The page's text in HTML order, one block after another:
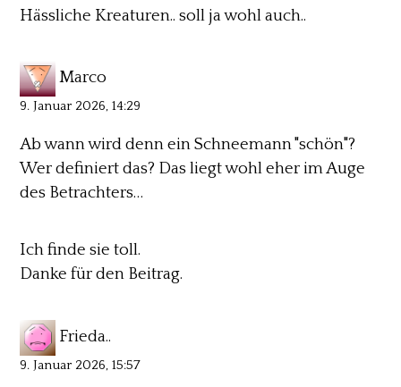
Hässliche Kreaturen.. soll ja wohl auch..
Marco
9. Januar 2026, 14:29
Ab wann wird denn ein Schneemann "schön"?
Wer definiert das? Das liegt wohl eher im Auge
des Betrachters…
Ich finde sie toll.
Danke für den Beitrag.
Frieda..
9. Januar 2026, 15:57